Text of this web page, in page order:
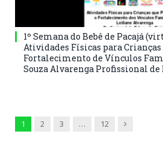
1º Semana do Bebê de Pacajá
Atividades Físicas para
Fortalecimento de Vínculos
Souza Alvarenga Profissional de
1 2 3 … 12 Next